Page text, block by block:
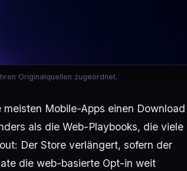
Originalquellen zugeordnet.
Mobile-Apps einen Download
als die Web-Playbooks, die viele
Der Store verlängert, sofern der
die web-basierte Opt-in weit